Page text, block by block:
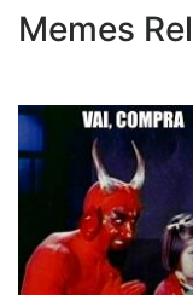
Memes